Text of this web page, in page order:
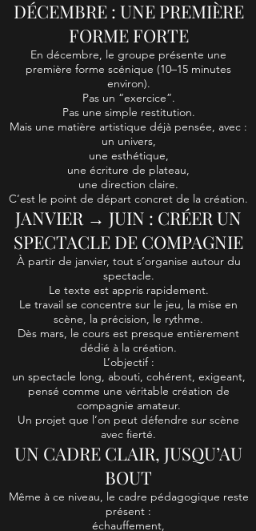
DÉCEMBRE : UNE PREMIÈRE
FORME FORTE
En décembre, le groupe présente une
première forme scénique (10–15 minutes
environ).
Pas un “exercice”.
Pas une simple restitution.
Mais une matière artistique déjà pensée, avec :
un univers,
une esthétique,
une écriture de plateau,
une direction claire.
C’est le point de départ concret de la création.
JANVIER → JUIN : CRÉER UN
SPECTACLE DE COMPAGNIE
À partir de janvier, tout s’organise autour du
spectacle.
Le texte est appris rapidement.
Le travail se concentre sur le jeu, la mise en
scène, la précision, le rythme.
Dès mars, le cours est presque entièrement
dédié à la création.
L’objectif :
un spectacle long, abouti, cohérent, exigeant,
pensé comme une véritable création de
compagnie amateur.
Un projet que l’on peut défendre sur scène
avec fierté.
UN CADRE CLAIR, JUSQU’AU
BOUT
Même à ce niveau, le cadre pédagogique reste
présent :
échauffement,